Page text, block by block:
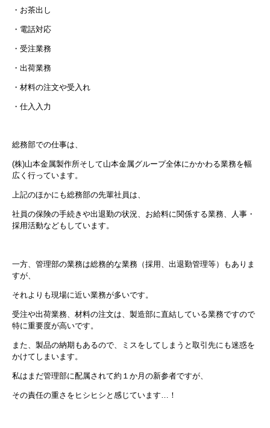
・お茶出し
・電話対応
・受注業務
・出荷業務
・材料の注文や受入れ
・仕入入力
総務部での仕事は、
(株)山本金属製作所そして山本金属グループ全体にかかわる業務を幅
広く行っています。
上記のほかにも総務部の先輩社員は、
社員の保険の手続きや出退勤の状況、お給料に関係する業務、人事・
採用活動などもしています。
一方、管理部の業務は総務的な業務（採用、出退勤管理等）もありま
すが、
それよりも現場に近い業務が多いです。
受注や出荷業務、材料の注文は、製造部に直結している業務ですので
特に重要度が高いです。
また、製品の納期もあるので、ミスをしてしまうと取引先にも迷惑を
かけてしまいます。
私はまだ管理部に配属されて約１か月の新参者ですが、
その責任の重さをヒシヒシと感じています…！